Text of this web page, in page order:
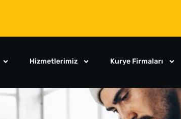
Hizmetlerimiz Kurye Firmaları